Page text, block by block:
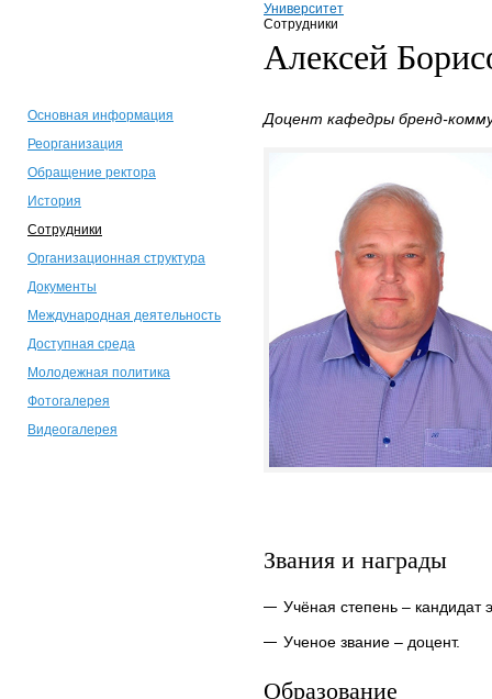
Университет
Сотрудники
Алексей
Основная информация
Реорганизация
Обращение ректора
История
Сотрудники
Организационная структура
Документы
Международная деятельность
Доступная среда
Молодежная политика
Фотогалерея
Видеогалерея
Доцент кафедры бренд-
Звания и награды
Учёная степень – кандидат
Ученое звание – доцент.
Образование